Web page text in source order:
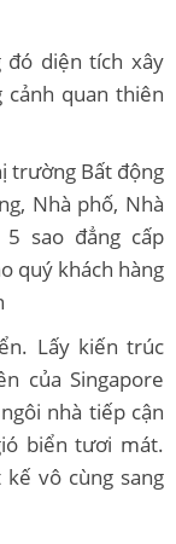
diện tích xây
cảnh quan thiên
trường Bất động
Nhà phố, Nhà
sao đẳng cấp
quý khách hàng
Lấy kiến trúc
của Singapore
nhà tiếp cận
biển tươi mát.
vô cùng sang